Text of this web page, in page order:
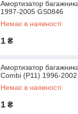
Амортизатор
1997-2005 GS0846
Немає в наявності
1 ₴
Амортизатор
Combi (P11) 1996-
Немає в наявності
1 ₴